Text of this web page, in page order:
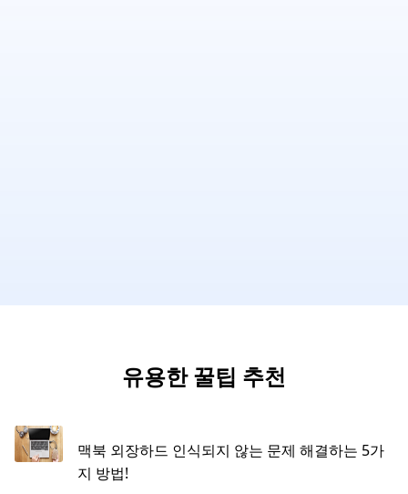
유용한 꿀팁 추천
맥북 외장하드 인식되지 않는 문제 해결하는 5가
지 방법!